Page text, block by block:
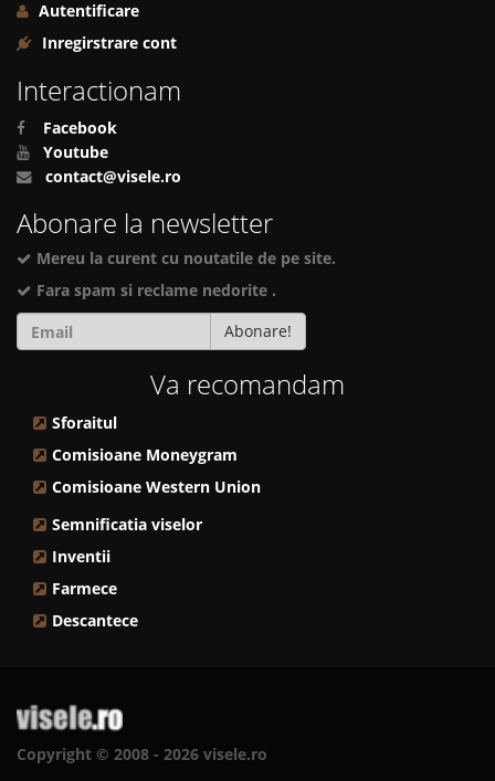
Autentificare
Inregirstrare cont
Interactionam
Facebook
Youtube
contact@visele.ro
Abonare la newsletter
Mereu la curent cu noutatile de pe site.
Fara spam si reclame nedorite .
Abonare!
Va recomandam
Sforaitul
Comisioane Moneygram
Comisioane Western Union
Semnificatia viselor
Inventii
Farmece
Descantece
Copyright © 2008 - 2026 visele.ro